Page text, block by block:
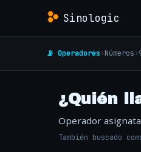
Sinologic
📡 Operadores›Números›
¿Quién
Operador
También buscado